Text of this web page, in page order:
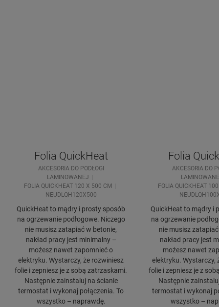
Folia QuickHeat
AKCESORIA DO PODŁOGI
LAMINOWANEJ
FOLIA QUICKHEAT 120 X 500 CM
NEUDLQH120X500
QuickHeat to mądry i prosty sposób
na ogrzewanie podłogowe. Niczego
nie musisz zatapiać w betonie,
nakład pracy jest minimalny –
możesz nawet zapomnieć o
elektryku. Wystarczy, że rozwiniesz
folie i zepniesz je z sobą zatrzaskami.
Następnie zainstaluj na ścianie
termostat i wykonaj połączenia. To
wszystko – naprawdę.
Folia
AKCESORIA DO
FOLIA QUICKHEAT
QuickHeat to mądry i
na ogrzewanie
nie musisz
nakład pracy jest
możesz nawet
elektryku. Wystarczy,
folie i zepniesz je z
Następnie
termostat i wykonaj
wszystko –